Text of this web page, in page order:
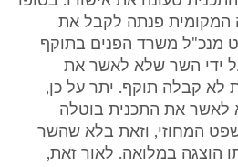
המקומית פנתה לקבל את
מנכ"ל משרד הפנים בתוקף
ידי השר שלא לאשר את
לא קבלה תוקף. יתר על כן,
את התכנית בוטלה
המחוזי, וזאת בלא שהשר
הוצגה במלואה. לאור זאת,